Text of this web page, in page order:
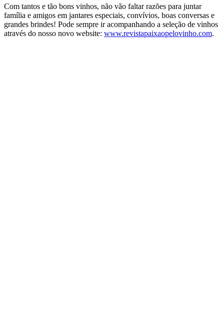
Com tantos e tão bons vinhos, não vão faltar razões para juntar
família e amigos em jantares especiais, convívios, boas conversas e
grandes brindes! Pode sempre ir acompanhando a seleção de vinhos
através do nosso novo website: www.revistapaixaopelovinho.com.